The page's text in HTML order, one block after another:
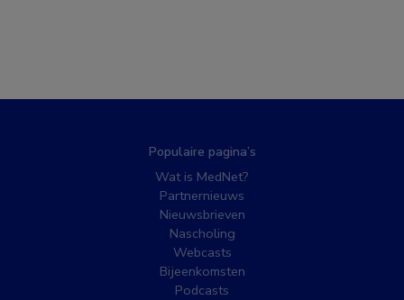
Populaire pagina’s
Wat is MedNet?
Partnernieuws
Nieuwsbrieven
Nascholing
Webcasts
Bijeenkomsten
Podcasts